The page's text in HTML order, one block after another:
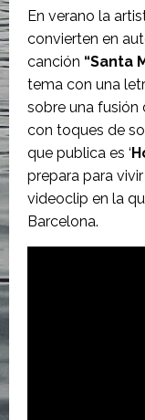
En verano la
convierten en
canción “Santa
tema con una
sobre una fusión
con toques de
que publica es ‘
prepara para
videoclip en la
Barcelona.